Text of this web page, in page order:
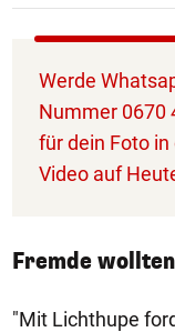
Werde
Nummer 0670
für dein Foto
Video auf
Fremde
"Mit Lichthupe